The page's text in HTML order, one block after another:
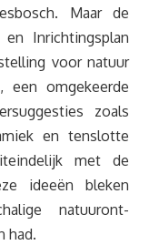
Maar de
Inrichtingsplan
voor natuur
een omgekeerde
zoals
en tenslotte
met de
ideeën bleken
natuuront­
had.